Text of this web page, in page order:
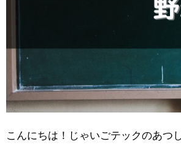
こんにちは！じゃいごテックのあつ